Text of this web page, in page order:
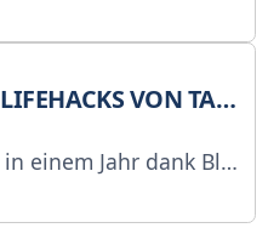
VON TANYA – JEDEN TAG
Jahr dank Bloglesen